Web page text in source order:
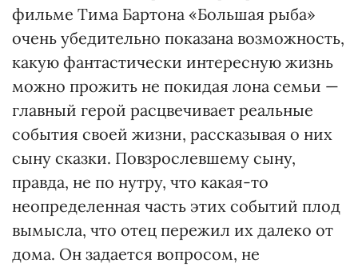
фильме Тима Бартона «Большая рыба»
очень убедительно показана возможность,
какую фантастически интересную жизнь
можно прожить не покидая лона семьи —
главный герой расцвечивает реальные
события своей жизни, рассказывая о них
сыну сказки. Повзрослевшему сыну,
правда, не по нутру, что какая-то
неопределенная часть этих событий плод
вымысла, что отец пережил их далеко от
дома. Он задается вопросом, не